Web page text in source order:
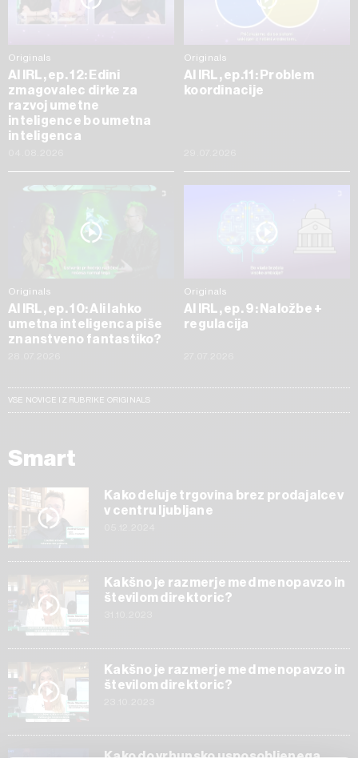
Originals
AI IRL, ep. 12: Edini
zmagovalec dirke za
razvoj umetne
inteligence bo umetna
inteligenca
Originals
AI IRL, ep.11: Problem
koordinacije
Originals
AI IRL, ep. 10: Ali lahko
umetna inteligenca piše
znanstveno fantastiko?
Originals
AI IRL, ep. 9: Naložbe +
regulacija
VSE NOVICE IZ RUBRIKE ORIGINALS
Smart
Kako deluje trgovina brez prodajalcev
v centru ljubljane
Kakšno je razmerje med menopavzo in
številom direktoric?
Kakšno je razmerje med menopavzo in
številom direktoric?